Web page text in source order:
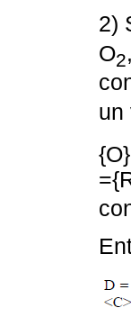
2)
O2
un